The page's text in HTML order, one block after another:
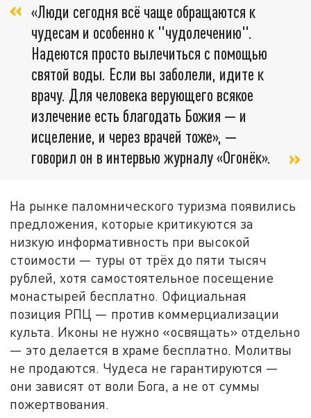
«Люди сегодня всё чаще обращаются к
чудесам и особенно к "чудолечению".
Надеются просто вылечиться с помощью
святой воды. Если вы заболели, идите к
врачу. Для человека верующего всякое
излечение есть благодать Божия — и
исцеление, и через врачей тоже», —
говорил он в интервью журналу «Огонёк».
На рынке паломнического туризма появились
предложения, которые критикуются за
низкую информативность при высокой
стоимости — туры от трёх до пяти тысяч
рублей, хотя самостоятельное посещение
монастырей бесплатно. Официальная
позиция РПЦ — против коммерциализации
культа. Иконы не нужно «освящать» отдельно
— это делается в храме бесплатно. Молитвы
не продаются. Чудеса не гарантируются —
они зависят от воли Бога, а не от суммы
пожертвования.